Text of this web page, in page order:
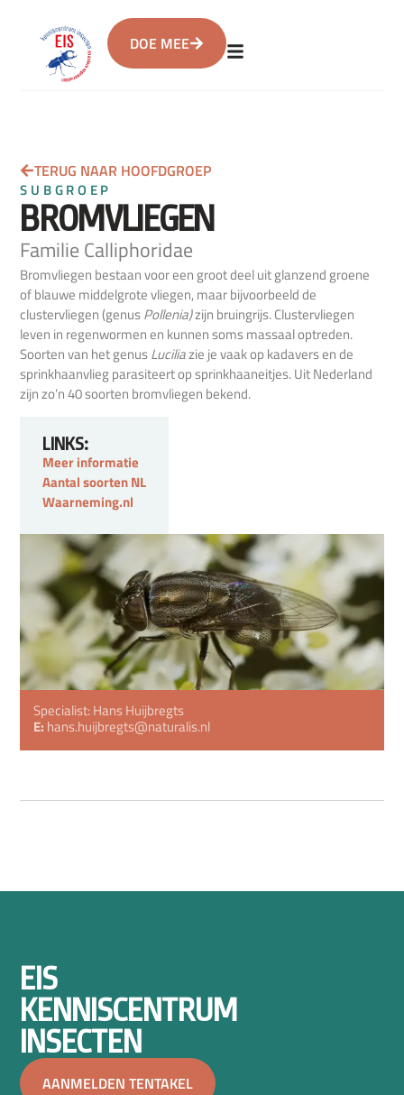
DOE MEE
TERUG NAAR HOOFDGROEP
SUBGROEP
BROMVLIEGEN
Familie Calliphoridae
Bromvliegen bestaan voor een groot deel uit glanzend groene
of blauwe middelgrote vliegen, maar bijvoorbeeld de
clustervliegen (genusPollenia)zijn bruingrijs. Clustervliegen
leven in regenwormen en kunnen soms massaal optreden.
Soorten van het genusLuciliazie je vaak op kadavers en de
sprinkhaanvlieg parasiteert op sprinkhaaneitjes. Uit Nederland
zijn zo’n 40 soorten bromvliegen bekend.
LINKS:
Meer informatie
Aantal soorten NL
Waarneming.nl
Specialist: Hans Huijbregts
E: hans.huijbregts@naturalis.nl
EIS
KENNISCENTRUM
INSECTEN
AANMELDEN TENTAKEL